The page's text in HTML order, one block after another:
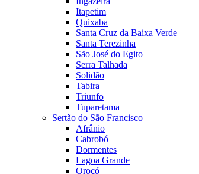
Itapetim
Quixaba
Santa Cruz da Baixa Verde
Santa Terezinha
São José do Egito
Serra Talhada
Solidão
Tabira
Triunfo
Tuparetama
Sertão do São Francisco
Afrânio
Cabrobó
Dormentes
Lagoa Grande
Orocó